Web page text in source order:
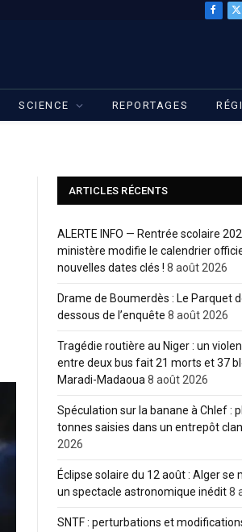
X
SCIENCE REPORTAGES
ARTICLES RÉCENTS
ALERTE INFO — Rentrée scolaire
ministère modifie le calendrier
nouvelles dates clés ! 8 août 2026
Drame de Boumerdès : Le Parquet
dessous de l’enquête 8 août 2026
Tragédie routière au Niger : un
entre deux bus fait 21 morts et 37
Maradi-Madaoua 8 août 2026
Spéculation sur la banane à Chlef :
tonnes saisies dans un entrepôt
2026
Éclipse solaire du 12 août : Alger se
un spectacle astronomique inédit8
SNTF : perturbations et